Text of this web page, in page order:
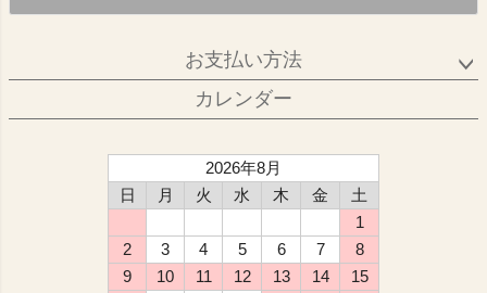
お支払い方法
カレンダー
2026年8月
日
月 火 水 木 金
土
1
2
3 4 5 6 7
8
9
10 11 12 13 14
15